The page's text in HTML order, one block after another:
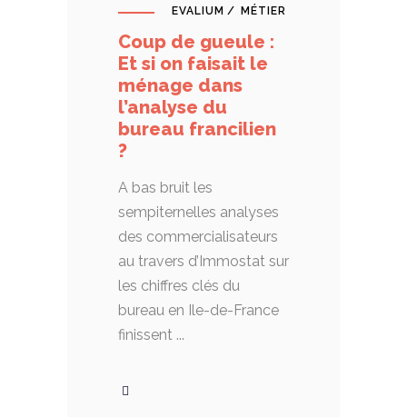
EVALIUM MÉTIER
Coup de gueule :
Et si on faisait le
ménage dans
l’analyse du
bureau francilien
?
A bas bruit les
sempiternelles analyses
des commercialisateurs
au travers d’Immostat sur
les chiffres clés du
bureau en Ile-de-France
finissent